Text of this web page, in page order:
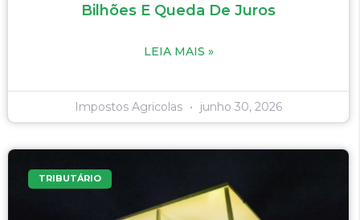
Bilhões E Queda De Juros
LEIA MAIS »
Impostos Agricolas junho 30, 2026
TRIBUTÁRIO